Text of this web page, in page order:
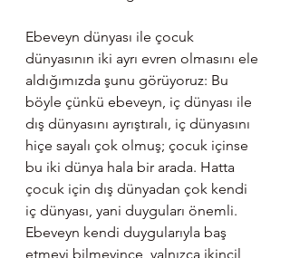
Ebeveyn dünyası ile çocuk
dünyasının iki ayrı evren olmasını ele
aldığımızda şunu görüyoruz: Bu
böyle çünkü ebeveyn, iç dünyası ile
dış dünyasını ayrıştıralı, iç dünyasını
hiçe sayalı çok olmuş; çocuk içinse
bu iki dünya hala bir arada. Hatta
çocuk için dış dünyadan çok kendi
iç dünyası, yani duyguları önemli.
Ebeveyn kendi duygularıyla baş
etmeyi bilmeyince, yalnızca ikincil